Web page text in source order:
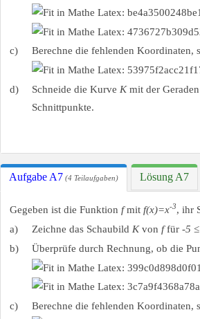
c) Berechne die fehlenden Koordinaten,
d) Schneide die Kurve Kmit der
Schnittpunkte.
Aufgabe A7 (4 Teilaufgaben) Lösung A7
Gegeben ist die Funktion fmit f(x)=x-3, ihr
a)
Zeichne das Schaubild Kvon ffür -5
b)
Überprüfe durch Rechnung, ob die
c) Berechne die fehlenden Koordinaten,